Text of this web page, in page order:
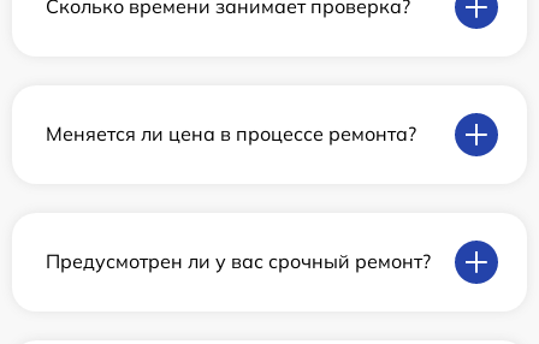
Сколько времени занимает проверка?
Меняется ли цена в процессе ремонта?
Предусмотрен ли у вас срочный ремонт?